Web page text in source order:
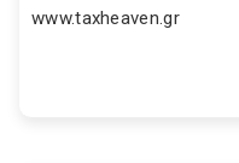
www.taxheaven.gr